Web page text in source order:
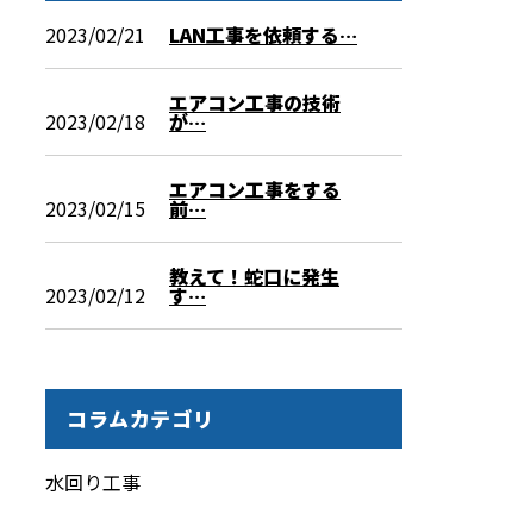
2023/02/21 LAN工事を依頼する…
2023/02/18
エアコン工事の技術
が…
2023/02/15
エアコン工事をする
前…
2023/02/12
教えて！蛇口に発生
す…
コラムカテゴリ
水回り工事